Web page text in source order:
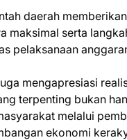
daerah
maksimal serta
pelaksanaan
mengapresiasi
terpenting bukan
melalui
ekonomi